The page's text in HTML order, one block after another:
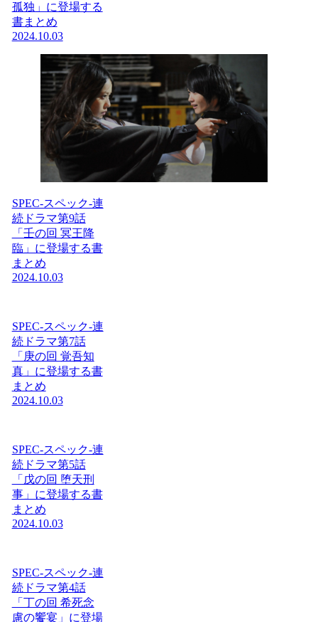
孤独」に登場する
書まとめ
2024.10.03
SPEC-スペック-連
続ドラマ第9話
「壬の回 冥王降
臨」に登場する書
まとめ
2024.10.03
SPEC-スペック-連
続ドラマ第7話
「庚の回 覚吾知
真」に登場する書
まとめ
2024.10.03
SPEC-スペック-連
続ドラマ第5話
「戊の回 堕天刑
事」に登場する書
まとめ
2024.10.03
SPEC-スペック-連
続ドラマ第4話
「丁の回 希死念
慮の饗宴」に登場